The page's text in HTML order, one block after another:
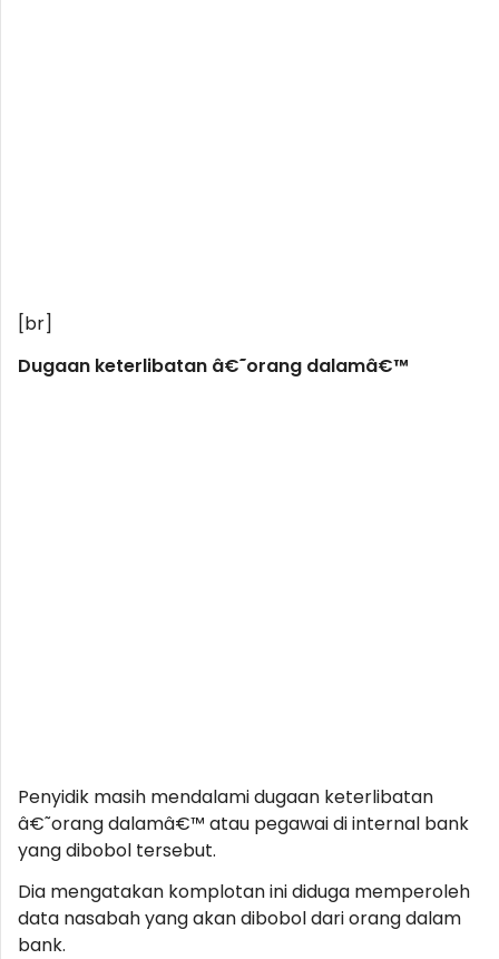
[br]
Dugaan keterlibatan â€˜orang dalamâ€™
Penyidik masih mendalami dugaan keterlibatan
â€˜orang dalamâ€™ atau pegawai di internal bank
yang dibobol tersebut.
Dia mengatakan komplotan ini diduga memperoleh
data nasabah yang akan dibobol dari orang dalam
bank.